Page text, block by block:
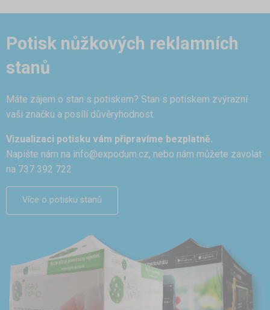
Potisk nůžkových reklamních
stanů
Máte zájem o stan s potiskem? Stan s potiskem zvýrazní
vaši značku a posílí důvěryhodnost.
Vizualizaci potisku vám připravíme bezplatně.
Napište nám na info@expodum.cz, nebo nám můžete zavolat
na 737 392 722
Více o potisku stanů